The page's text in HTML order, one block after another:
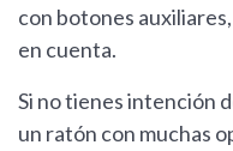
con botones
en cuenta.
Si no tienes intención
un ratón con muchas